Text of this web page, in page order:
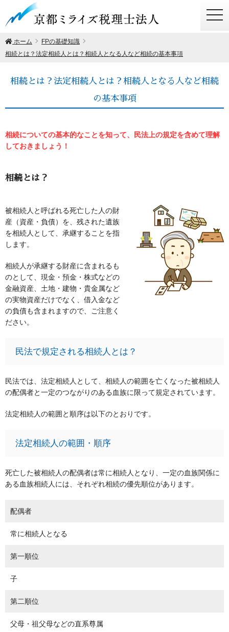
ホーム
FPの基礎知識
相続とは？法定相続人とは？相続人となる人など相続の基本事項
相続とは？法定相続人とは？相続人となる人など相続
の基本事項
相続についての基本的なことを知って、民法上の規定を含めて理解
しておきましょう！
相続とは？
被相続人と呼ばれる死亡した人の財
産（資産・負債）を、残された遺族
を相続人として、承継することを指
します。
相続人が承継する財産に含まれるも
のとして、現金・預金・株式などの
金融資産、土地・建物・貴金属など
の実物資産だけでなく、借入金など
の負債も含まれますので、ご注意く
ださい。
民法で規定される相続人とは？
民法では、法定相続人として、相続人の範囲を亡くなった被相続人
の配偶者と一定のつながりのある血族に限って規定されています。
法定相続人の範囲と順序は以下のとおりです。
法定相続人の範囲・順序
死亡した被相続人の配偶者は常に相続人となり、一定の血族関係に
ある血族相続人には、それぞれ相続の優先順位があります。
配偶者
常に相続人となる
第一順位
子
第二順位
父母・祖父母などの直系尊属